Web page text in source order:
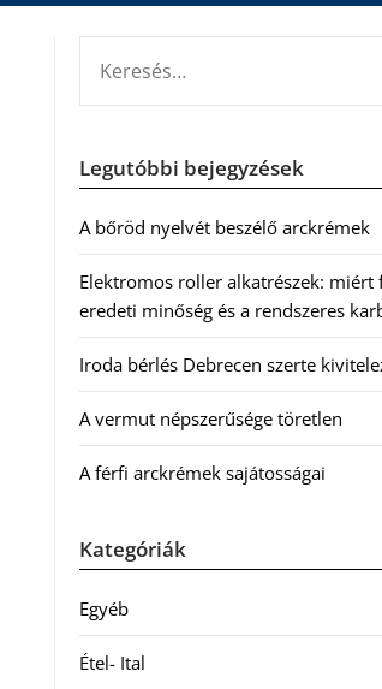
Legutóbbi bejegyzések
A bőröd nyelvét beszélő arckrémek
Elektromos roller alkatrészek: miért
eredeti minőség és a rendszeres
Iroda bérlés Debrecen szerte
A vermut népszerűsége töretlen
A férfi arckrémek sajátosságai
Kategóriák
Egyéb
Étel- Ital